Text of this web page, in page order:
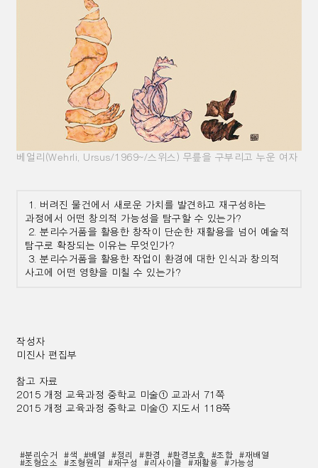
베얼리(Wehrli, Ursus/1969~/스위스) 무릎을 구부리고 누운 여자
1. 버려진 물건에서 새로운 가치를 발견하고 재구성하는
과정에서 어떤 창의적 가능성을 탐구할 수 있는가?
2. 분리수거품을 활용한 창작이 단순한 재활용을 넘어 예술적
탐구로 확장되는 이유는 무엇인가?
3. 분리수거품을 활용한 작업이 환경에 대한 인식과 창의적
사고에 어떤 영향을 미칠 수 있는가?
작성자
미진사 편집부
참고 자료
2015 개정 교육과정 중학교 미술① 교과서 71쪽
2015 개정 교육과정 중학교 미술① 지도서 118쪽
#분리수거 #색 #배열 #정리 #환경 #환경보호 #조합
#재배열
#조형요소
#조형원리 #재구성 #리사이클 #재활용 #가능성